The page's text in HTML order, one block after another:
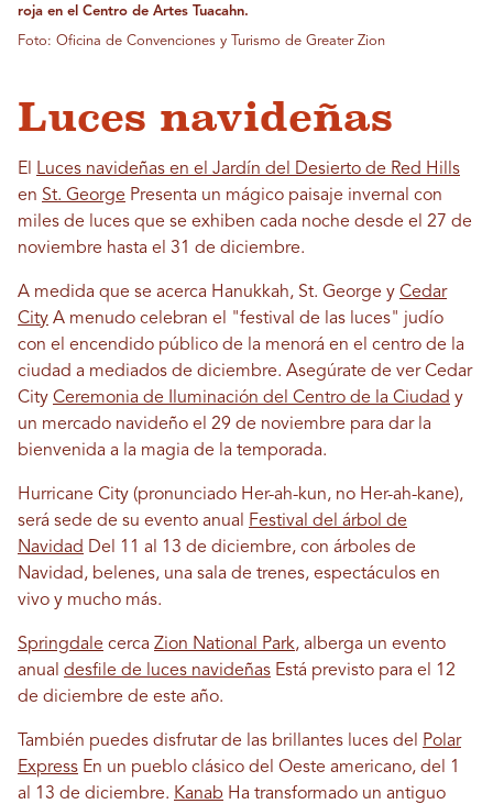
roja en el Centro de Artes Tuacahn.
Foto: Oficina de Convenciones y Turismo de Greater Zion
Luces navideñas
El Luces navideñas en el Jardín del Desierto de Red Hills
en St. George Presenta un mágico paisaje invernal con
miles de luces que se exhiben cada noche desde el 27 de
noviembre hasta el 31 de diciembre.
A medida que se acerca Hanukkah, St. George y Cedar
City A menudo celebran el "festival de las luces" judío
con el encendido público de la menorá en el centro de la
ciudad a mediados de diciembre. Asegúrate de ver Cedar
City Ceremonia de Iluminación del Centro de la Ciudad y
un mercado navideño el 29 de noviembre para dar la
bienvenida a la magia de la temporada.
Hurricane City (pronunciado Her-ah-kun, no Her-ah-kane),
será sede de su evento anual Festival del árbol de
Navidad Del 11 al 13 de diciembre, con árboles de
Navidad, belenes, una sala de trenes, espectáculos en
vivo y mucho más.
Springdale cerca Zion National Park, alberga un evento
anual desfile de luces navideñas Está previsto para el 12
de diciembre de este año.
También puedes disfrutar de las brillantes luces del Polar
Express En un pueblo clásico del Oeste americano, del 1
al 13 de diciembre. Kanab Ha transformado un antiguo